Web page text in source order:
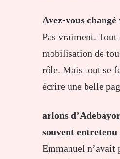
Avez-vous
Pas vraiment. Tout
mobilisation de
rôle. Mais tout se
écrire une belle
arlons
souvent
Emmanuel n’avait